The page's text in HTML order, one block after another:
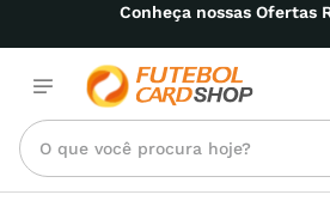
Conheça nossas Ofertas
O que você procura hoje?